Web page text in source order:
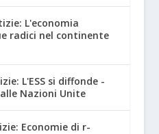
L'economia
radici nel continente
L'ESS si diffonde -
Nazioni Unite
Economie di r-